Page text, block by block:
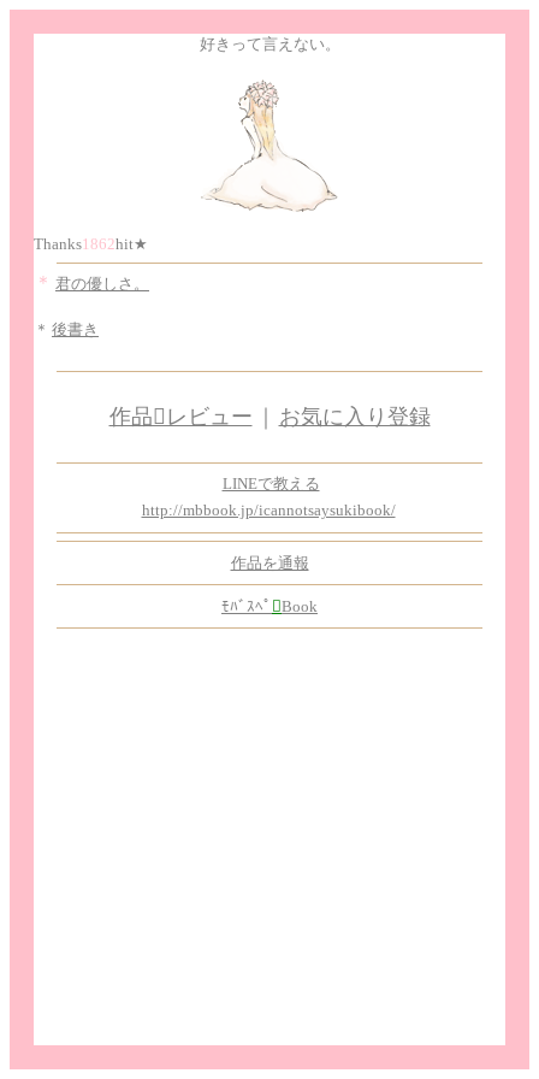
好きって言えない。
Thanks1862hit★
＊ 君の優しさ。
＊ 後書き
作品レビュー お気に入り登録
LINEで教える
http://mbbook.jp/icannotsaysukibook/
作品を通報
ﾓﾊﾞｽﾍﾟ Book